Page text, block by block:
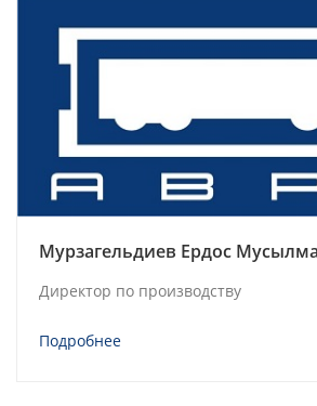
Мурзагельдиев Ердос
Директор по производству
Подробнее